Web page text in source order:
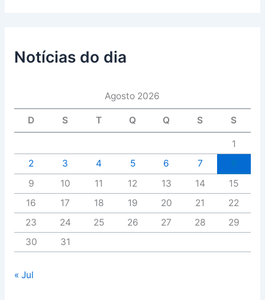
Notícias do dia
Agosto 2026
D S T Q Q S S
1
2
3 4 5 6 7
9
10 11 12 13 14
15
16
17 18 19 20 21
22
23
24 25 26 27 28
29
30
31
« Jul